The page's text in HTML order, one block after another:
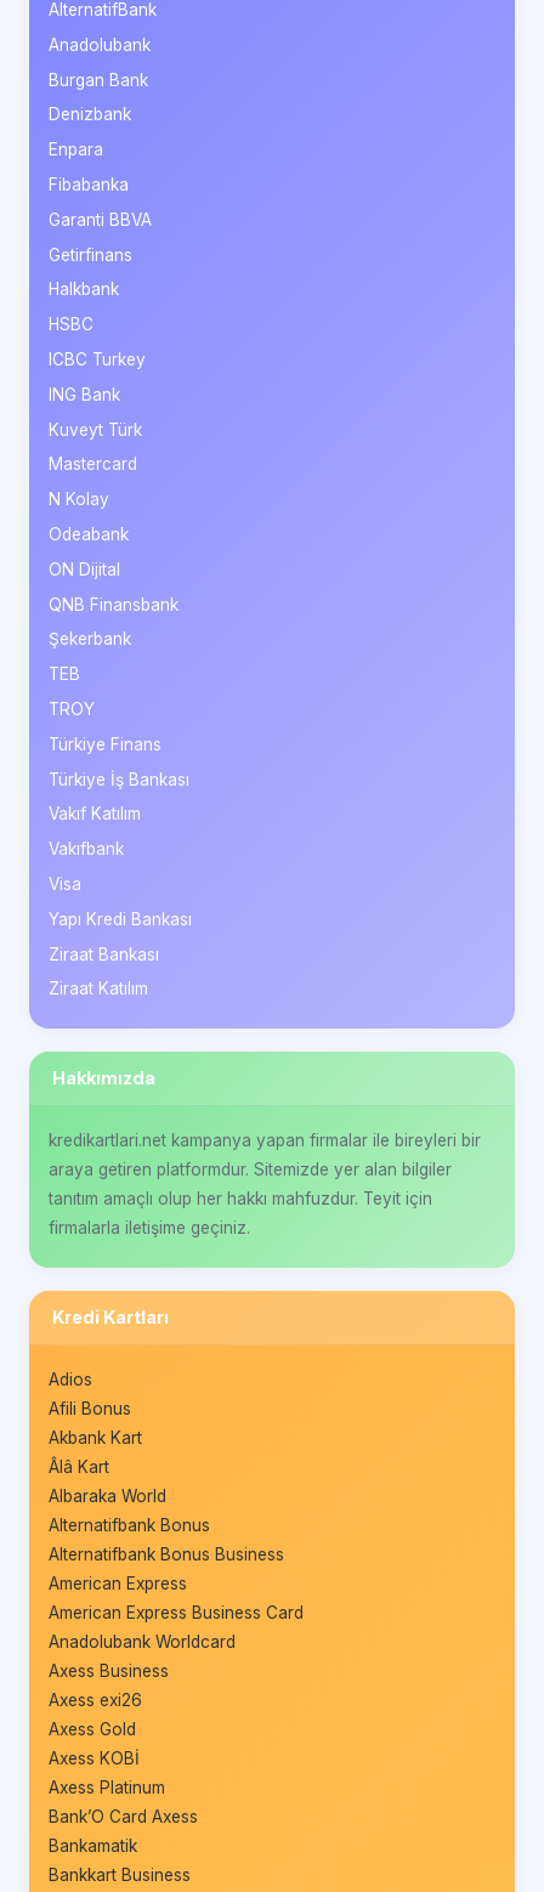
AlternatifBank
Anadolubank
Burgan Bank
Denizbank
Enpara
Fibabanka
Garanti BBVA
Getirfinans
Halkbank
HSBC
ICBC Turkey
ING Bank
Kuveyt Türk
Mastercard
N Kolay
Odeabank
ON Dijital
QNB Finansbank
Şekerbank
TEB
TROY
Türkiye Finans
Türkiye İş Bankası
Vakıf Katılım
Vakıfbank
Visa
Yapı Kredi Bankası
Ziraat Bankası
Ziraat Katılım
Hakkımızda
kredikartlari.net kampanya yapan firmalar ile bireyleri bir
araya getiren platformdur. Sitemizde yer alan bilgiler
tanıtım amaçlı olup her hakkı mahfuzdur. Teyit için
firmalarla iletişime geçiniz.
Kredi Kartları
Adios
Afili Bonus
Akbank Kart
Âlâ Kart
Albaraka World
Alternatifbank Bonus
Alternatifbank Bonus Business
American Express
American Express Business Card
Anadolubank Worldcard
Axess Business
Axess exi26
Axess Gold
Axess KOBİ
Axess Platinum
Bank’O Card Axess
Bankamatik
Bankkart Business